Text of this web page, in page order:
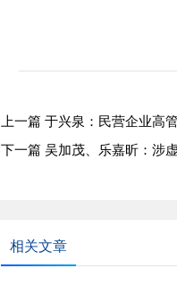
上一篇 于兴泉：民营企业高
下一篇 吴加茂、乐嘉昕：涉
相关文章